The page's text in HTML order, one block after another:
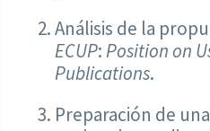
Análisis de la
ECUP:Position on
Publications.
Preparación de